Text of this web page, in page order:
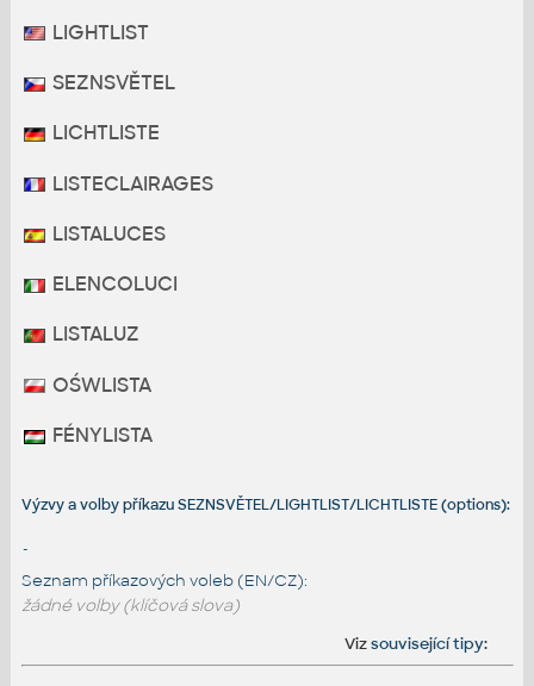
LIGHTLIST
SEZNSVĚTEL
LICHTLISTE
LISTECLAIRAGES
LISTALUCES
ELENCOLUCI
LISTALUZ
OŚWLISTA
FÉNYLISTA
Výzvy a volby příkazu SEZNSVĚTEL/LIGHTLIST/LICHTLISTE (options):
-
Seznam příkazových voleb (EN/CZ):
žádné volby (klíčová slova)
Vizsouvisející tipy: